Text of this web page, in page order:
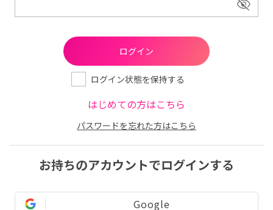
ログイン状態を保持する
はじめての方はこちら
パスワードを忘れた方はこちら
お持ちのアカウントでログインする
Google